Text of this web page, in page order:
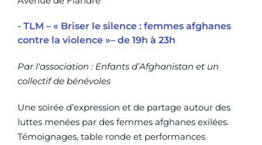
- TLM – « Briser le silence : femmes afghanes
contre la violence »– de 19h à 23h
Par l'association : Enfants d’Afghanistan et un
collectif de bénévoles
Une soirée d’expression et de partage autour des
luttes menées par des femmes afghanes exilées.
Témoignages, table ronde et performances